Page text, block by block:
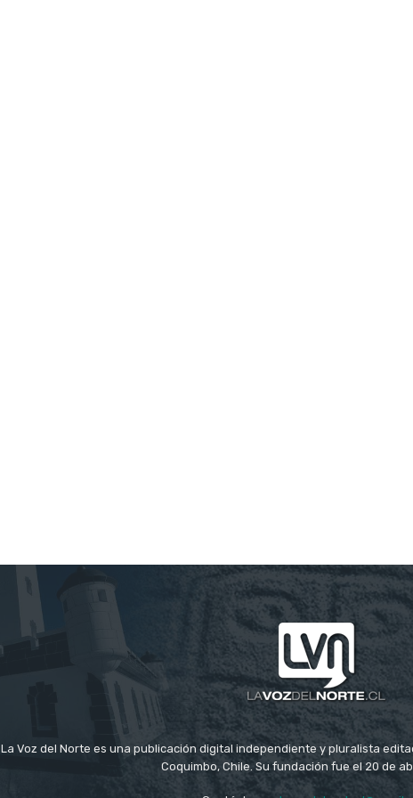
La Voz del Norte es una publicación digital independiente y pluralista
Coquimbo, Chile. Su fundación fue el 20 de